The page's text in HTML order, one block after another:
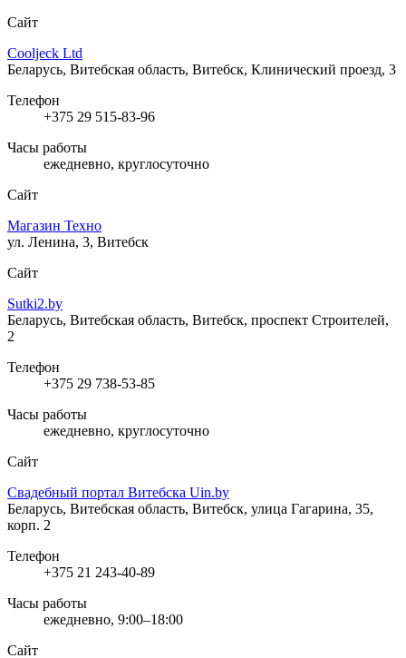
Сайт
Cooljeck Ltd
Беларусь, Витебская область, Витебск, Клинический проезд, 3
Телефон
+375 29 515-83-96
Часы работы
ежедневно, круглосуточно
Сайт
Магазин Техно
ул. Ленина, 3, Витебск
Сайт
Sutki2.by
Беларусь, Витебская область, Витебск, проспект Строителей,
2
Телефон
+375 29 738-53-85
Часы работы
ежедневно, круглосуточно
Сайт
Свадебный портал Витебска Uin.by
Беларусь, Витебская область, Витебск, улица Гагарина, 35,
корп. 2
Телефон
+375 21 243-40-89
Часы работы
ежедневно, 9:00–18:00
Сайт